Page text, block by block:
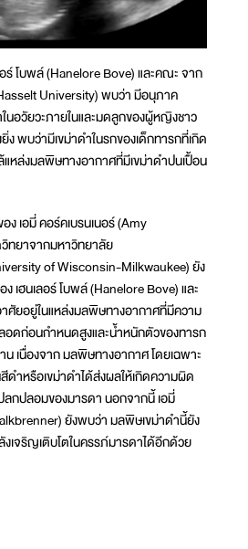
ร์ โบพล์ (Hanelore Bove) และคณะ จาก
University) พบว่า มีอนุภาค
นอวัยวะภายในและมดลูกของผู้หญิงชาว
ง พบว่ามีเขม่าดำในรกของเด็กทารกที่เกิด
หล่งมลพิษทางอากาศที่มีเขม่าดำปนเปื้อน
เอมี่ คอร์คเบรนเนอร์ (Amy
ทยาจากมหาวิทยาลัย
of Wisconsin-Milkwaukee) ยัง
เฮนเลอร์ โบพล์ (Hanelore Bove) และ
ยอยู่ในแหล่งมลพิษทางอากาศที่มีความ
อดก่อนกำหนดสูงและน้ำหนักตัวของทารก
เนื่องจาก มลพิษทางอากาศ โดยเฉพาะ
ำหรือเขม่าดำได้ส่งผลให้เกิดความผิด
กปลอมของมารดา นอกจากนี้ เอมี่
ยังพบว่า มลพิษเขม่าดำนี้ยัง
เจริญเติบโตในครรภ์มารดาได้อีกด้วย